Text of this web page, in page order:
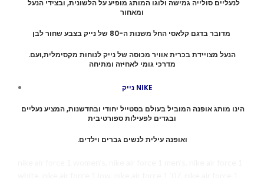
ומאחור
.הנעל מצויידת בכרית אוויר מכוסה של נייק לנוחות מקסימלית,ועם
מדרכי גומי לאחיזה ומתיחה
נייק NIKE
ובגדים לפעילות ספורטיבית
.ואופנה עילית לנשים גברים וילדים